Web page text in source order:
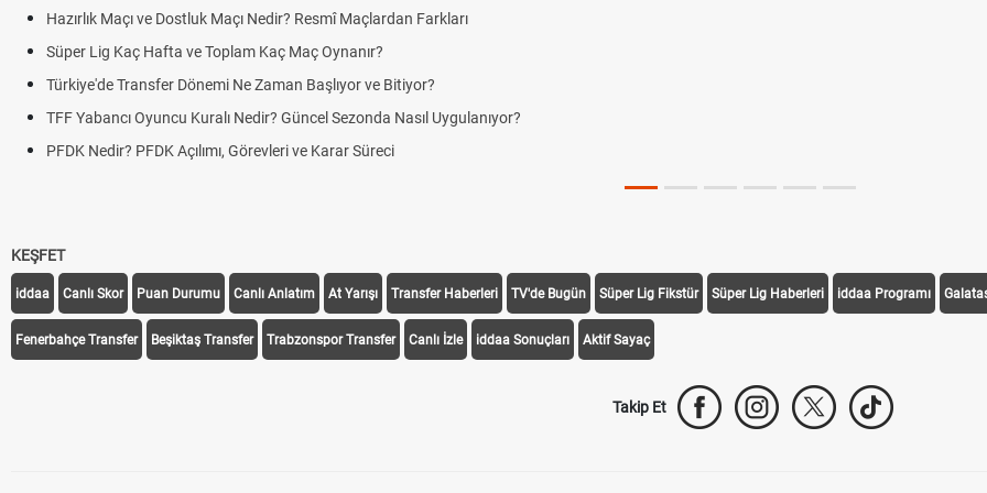
Maçı ve Dostluk Maçı Nedir? Resmî Maçlardan Farkları
Lig Kaç Hafta ve Toplam Kaç Maç Oynanır?
Transfer Dönemi Ne Zaman Başlıyor ve Bitiyor?
Yabancı Oyuncu Kuralı Nedir? Güncel Sezonda Nasıl Uygulanıyor?
Nedir? PFDK Açılımı, Görevleri ve Karar Süreci
KEŞFET
iddaa Canlı Skor Puan Durumu Canlı Anlatım At Yarışı Transfer Haberleri TV'de Bugün Süper Lig Fikstür Süper Lig Haberleri iddaa Programı
Fenerbahçe Transfer Beşiktaş Transfer Trabzonspor Transfer Canlı İzle iddaa Sonuçları Aktif Sayaç
Takip Et